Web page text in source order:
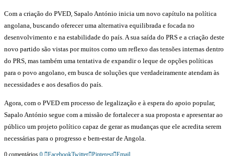
Com a criação do PVED, Sapalo António inicia um novo capítulo na política
angolana, buscando oferecer uma alternativa equilibrada e focada no
desenvolvimento e na estabilidade do país. A sua saída do PRS e a criação deste
novo partido são vistas por muitos como um reflexo das tensões internas dentro
do PRS, mas também uma tentativa de expandir o leque de opções políticas
para o povo angolano, em busca de soluções que verdadeiramente atendam às
necessidades e aos desafios do país.
Agora, com o PVED em processo de legalização e à espera do apoio popular,
Sapalo António segue com a missão de fortalecer a sua proposta e apresentar ao
público um projeto político capaz de gerar as mudanças que ele acredita serem
necessárias para o progresso e bem-estar de Angola.